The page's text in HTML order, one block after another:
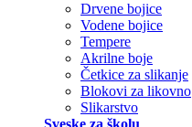
Drvene bojice
Vodene bojice
Tempere
Akrilne boje
Četkice za slikanje
Blokovi za likovno
Slikarstvo
Sveske za školu